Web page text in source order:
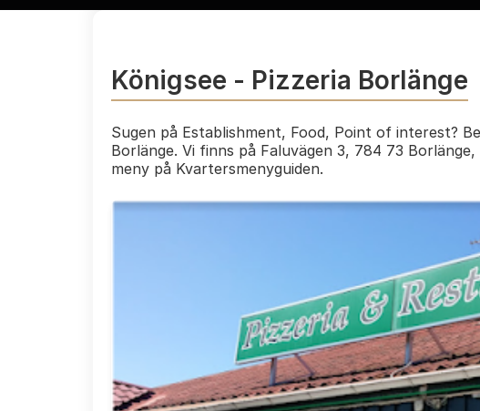
Königsee - Pizzeria Borlänge
Sugen på Establishment, Food, Point of interest?
Borlänge. Vi finns på Faluvägen 3, 784 73
meny på Kvartersmenyguiden.